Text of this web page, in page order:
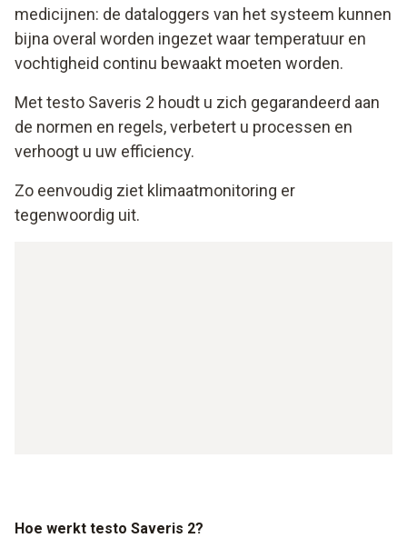
medicijnen: de dataloggers van het systeem kunnen
bijna overal worden ingezet waar temperatuur en
vochtigheid continu bewaakt moeten worden.
Met testo Saveris 2 houdt u zich gegarandeerd aan
de normen en regels, verbetert u processen en
verhoogt u uw efficiency.
Zo eenvoudig ziet klimaatmonitoring er
tegenwoordig uit.
Hoe werkt testo Saveris 2?